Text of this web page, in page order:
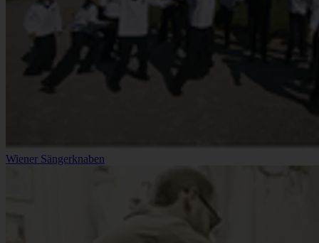
Wiener Sängerknaben